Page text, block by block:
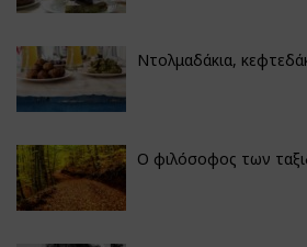
Ντολμαδάκια,
Ο φιλόσοφος των